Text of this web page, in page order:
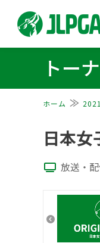
トー
ホーム
日本
放送・